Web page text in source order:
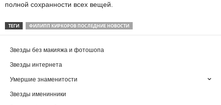
полной сохранности всех вещей.
ТЕГИ ФИЛИПП КИРКОРОВ ПОСЛЕДНИЕ НОВОСТИ
Звезды без макияжа и фотошопа
Звезды интернета
Умершие знаменитости
Звезды именинники